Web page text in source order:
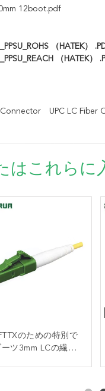
12boot.pdf
（HATEK）
（HATEK）
Connector UPC LC Fiber
はこれらに
イバケーブルLC ユ
トのコネクター
のための特別で
ツ3mm LCの繊維